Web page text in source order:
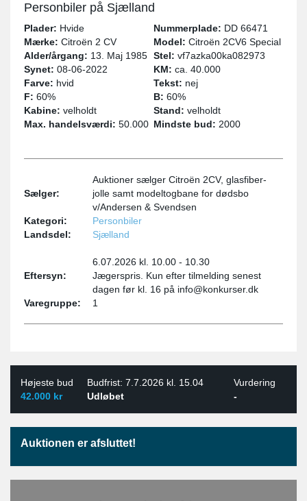
Personbiler på Sjælland
Plader: Hvide Nummerplade: DD 66471
Mærke: Citroën 2 CV Model: Citroën 2CV6 Special
Alder/årgang: 13. Maj 1985 Stel: vf7azka00ka082973
Synet: 08-06-2022 KM: ca. 40.000
Farve: hvid Tekst: nej
F: 60% B: 60%
Kabine: velholdt Stand: velholdt
Max. handelsværdi: 50.000 Mindste bud: 2000
Sælger:
Auktioner sælger Citroën 2CV, glasfiber-
jolle samt modeltogbane for dødsbo
v/Andersen & Svendsen
Kategori:
Personbiler
Landsdel:
Sjælland
Eftersyn:
6.07.2026 kl. 10.00 - 10.30
Jægerspris. Kun efter tilmelding senest
dagen før kl. 16 på info@konkurser.dk
Varegruppe:
1
Højeste bud Budfrist: 7.7.2026 kl. 15.04
Vurdering
42.000 kr
Udløbet -
Auktionen er afsluttet!